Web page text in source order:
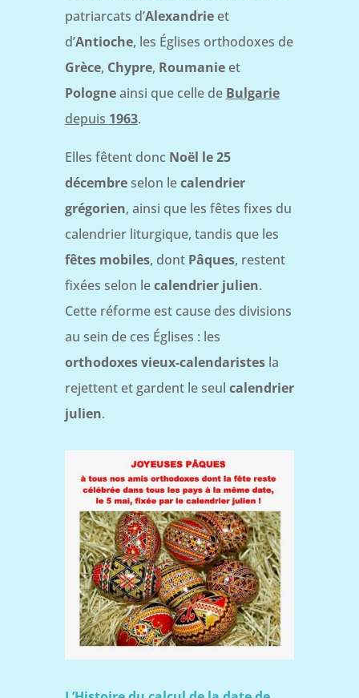
patriarcats d’Alexandrieet
d’Antioche, les Églises orthodoxes de
Grèce, Chypre, Roumanieet
Pologneainsi que celle de Bulgarie
depuis 1963.
Elles fêtent donc Noël le 25
décembreselon lecalendrier
grégorien, ainsi que les fêtes fixes du
calendrier liturgique, tandis que les
fêtes mobiles, dont Pâques, restent
fixées selon lecalendrier julien.
Cette réforme est cause des divisions
au sein de ces Églises : les
orthodoxes vieux-calendaristesla
rejettent et gardent le seul calendrier
julien.